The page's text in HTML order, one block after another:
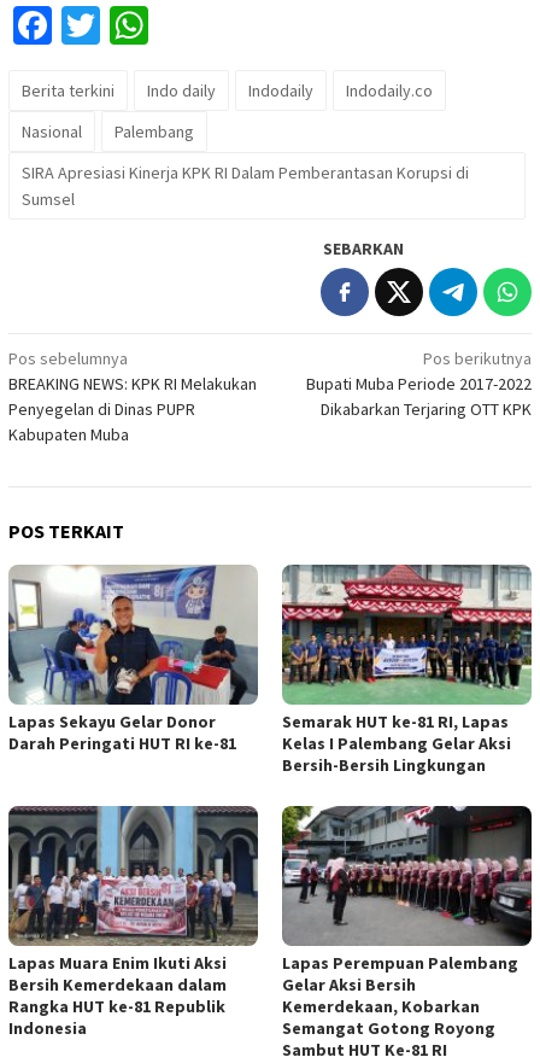
Facebook
Twitter
Berita terkini Indo daily Indodaily
Indodaily.co
Nasional
Palembang
SIRA Apresiasi Kinerja KPK RI Dalam Pemberantasan Korupsi di
Sumsel
SEBARKAN
Navigasi
pos
Pos sebelumnya
BREAKING NEWS: KPK RI Melakukan
Penyegelan di Dinas PUPR
Kabupaten Muba
Pos berikutnya
Bupati Muba Periode 2017-2022
Dikabarkan Terjaring OTT KPK
POS TERKAIT
Lapas Sekayu Gelar Donor
Darah Peringati HUT RI ke-81
Semarak HUT ke-81 RI, Lapas
Kelas I Palembang Gelar Aksi
Bersih-Bersih Lingkungan
Lapas Muara Enim Ikuti Aksi
Bersih Kemerdekaan dalam
Rangka HUT ke-81 Republik
Indonesia
Lapas Perempuan Palembang
Gelar Aksi Bersih
Kemerdekaan, Kobarkan
Semangat Gotong Royong
Sambut HUT Ke-81 RI